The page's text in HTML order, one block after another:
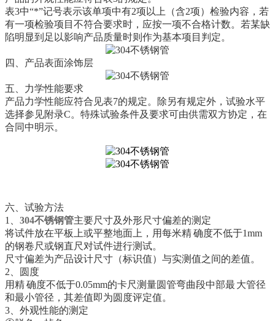
表3中“*”记号表示该单项中有2项以上（含2项）检验内容，若
有一项检验项目不符合要求时，应按一项不合格计数。若某缺
陷明显到足以影响产品质量时则作为基本项目判定。
四、产品表面涂饰层
五、力学性能要求
产品力学性能应符合见表7的规定。除另有规定外，试验水平
选择参见附录C。特殊试验条件及要求可由供需双方协定，在
合同中明示。
六、试验方法
1、 304不锈钢管主要尺寸及外形尺寸偏差的测定
将试件放在平板上或平整地面上，用每米精 确度不低于1mm
的钢卷尺或钢直尺对试件进行测试。
尺寸偏差为产品设计尺寸（标识值）与实测值之间的差值。
2、圆度
用精 确度不低于0.05mm的卡尺测量圆管弯曲段中部最 大管径
和最小管径，其差值即为圆度评定值。
3、外观性能的测定